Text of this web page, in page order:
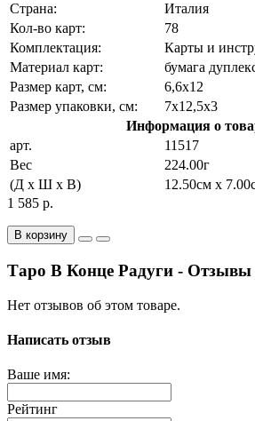
Страна:
Италия
Кол-во карт:
78
Комплектация:
Карты и
Материал карт:
бумага
Размер карт, см:
6,6x12
Размер упаковки, см:
7x12,5x3
Информация о
арт.
11517
Вес
224.00г
(Д x Ш x В)
12.50см x
1 585 р.
В корзину
Таро В Конце Радуги - Отзывы
Нет отзывов об этом товаре.
Написать отзыв
Ваше имя:
Рейтинг